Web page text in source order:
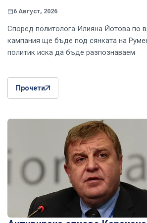
6 Август, 2026
Според политолога Илияна Йотова по
кампания ще бъде под сянката на
политик иска да бъде разпознаваем
Прочети